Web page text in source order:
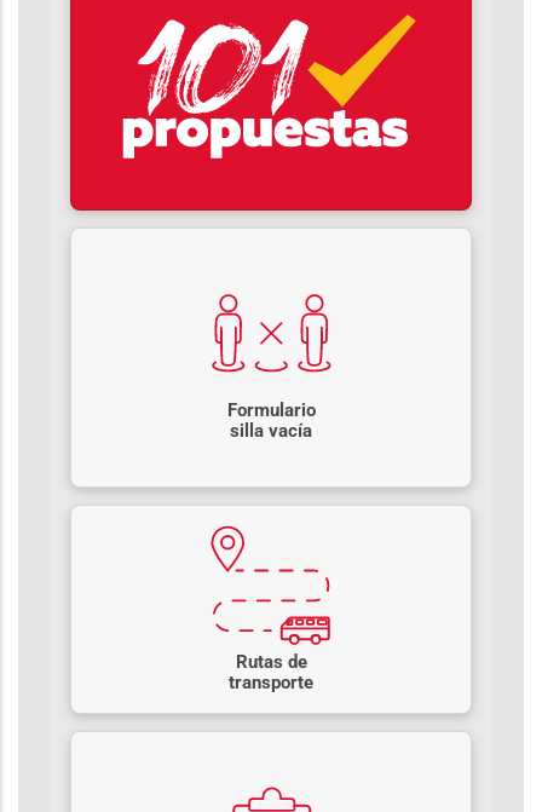
Formulario
silla vacía
Rutas de
transporte